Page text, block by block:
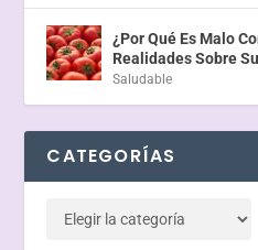
¿Por Qué Es Malo
Realidades Sobre
Saludable
CATEGORÍAS